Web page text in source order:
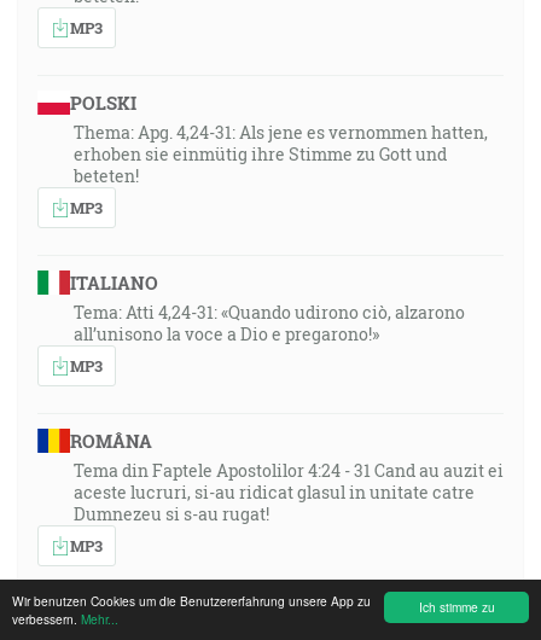
Ich stimme zu
Wir benutzen Cookies um die Benutzererfahrung unsere App zu
verbessern. Mehr...
MP3
POLSKI
Thema: Apg. 4,24-31: Als jene es vernommen hatten,
erhoben sie einmütig ihre Stimme zu Gott und
beteten!
MP3
ITALIANO
Tema: Atti 4,24-31: «Quando udirono ciò, alzarono
all’unisono la voce a Dio e pregarono!»
MP3
ROMÂNA
Tema din Faptele Apostolilor 4:24 - 31 Cand au auzit ei
aceste lucruri, si-au ridicat glasul in unitate catre
Dumnezeu si s-au rugat!
MP3
РУССКИЙ ЯЗЫК